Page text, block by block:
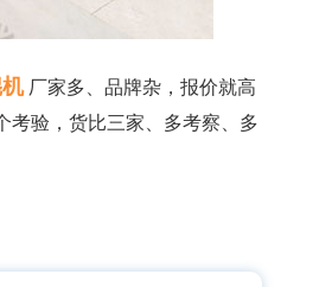
厂家多、品牌杂，报价就高
考验，货比三家、多考察、多